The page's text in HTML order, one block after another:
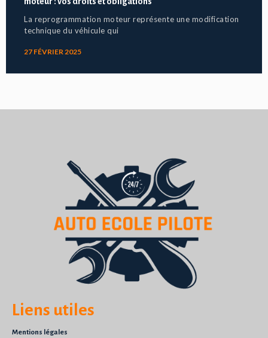
La reprogrammation moteur représente une modification
technique du véhicule qui
27 FÉVRIER 2025
Liens utiles
Mentions légales